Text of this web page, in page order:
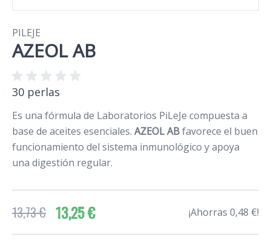
PILEJE
AZEOL AB
30 perlas
Es una fórmula de Laboratorios PiLeJe compuesta a
base de aceites esenciales. AZEOL ABfavorece el buen
funcionamiento del sistema inmunológico y apoya
una digestión regular.
13,73 € 13,25 € ¡Ahorras 0,48 €!